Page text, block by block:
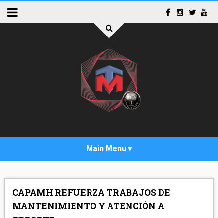
CAPAMH REFUERZA TRABAJOS DE
MANTENIMIENTO Y ATENCIÓN A